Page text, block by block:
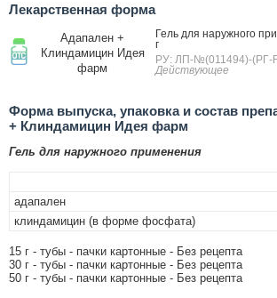
Лекарственная форма
Адапален +
Клиндамицин Идея
фарм
Гель для наружного
г
РУ: ЛП-№(011494)-(РГ-
Действующее
Форма выпуска, упаковка и состав
+ Клиндамицин Идея фарм
Гель для наружного применения
адапален
клиндамицин (в форме фосфата)
15 г - тубы - пачки картонные - Без рецепта
30 г - тубы - пачки картонные - Без рецепта
50 г - тубы - пачки картонные - Без рецепта